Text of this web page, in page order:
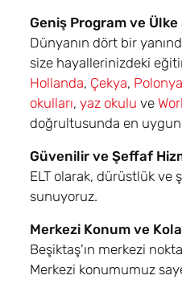
Geniş Program ve
Dünyanın dört bir
size hayallerinizdeki
Hollanda, Çekya, Polonya
okulları, yaz okulu ve
doğrultusunda en
Güvenilir ve Şeffaf
ELT olarak, dürüstlük ve
sunuyoruz.
Merkezi Konum ve
Beşiktaş'ın merkezi
Merkezi konumumuz